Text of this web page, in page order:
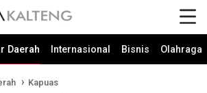
Daerah Internasional Bisnis Olahraga
Kapuas